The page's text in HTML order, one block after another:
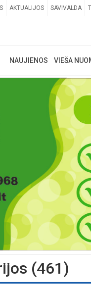
AKTUALIJOS SAVIVALDA
NAUJIENOS VIEŠA
(461)